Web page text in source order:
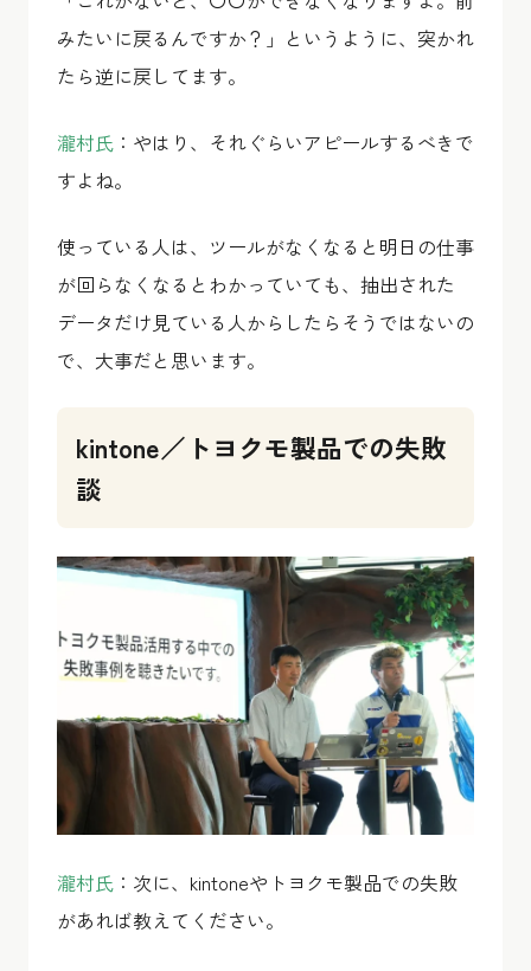
みたいに戻るんですか？」というように、突かれ
たら逆に戻してます。
瀧村氏 ：やはり、それぐらいアピールするべきで
すよね。
使っている人は、ツールがなくなると明日の仕事
が回らなくなるとわかっていても、抽出された
データだけ見ている人からしたらそうではないの
で、大事だと思います。
kintone／トヨクモ製品での失敗
談
瀧村氏 ：次に、kintoneやトヨクモ製品での失敗
があれば教えてください。